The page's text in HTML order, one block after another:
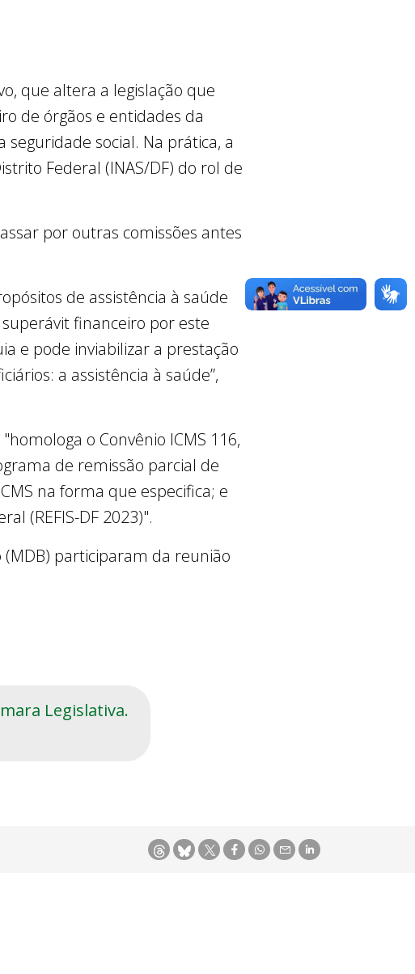
que altera a legislação que
de órgãos e entidades da
social. Na prática, a
Federal (INAS/DF) do rol de
por outras comissões antes
de assistência à saúde
financeiro por este
e pode inviabilizar a prestação
a assistência à saúde”,
o Convênio ICMS 116,
de remissão parcial de
na forma que especifica; e
(REFIS-DF 2023)".
(MDB) participaram da reunião
Legislativa.